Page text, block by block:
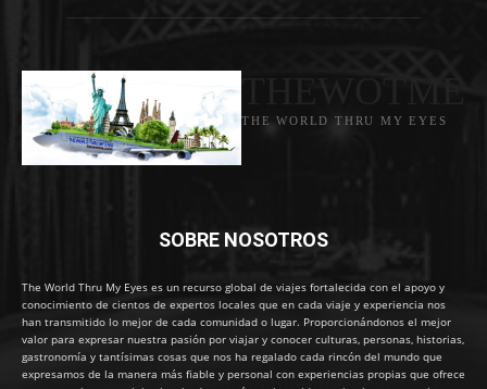
THE WORLD THRU MY EYES
SOBRE NOSOTROS
The World Thru My Eyes es un recurso global de viajes fortalecida con el apoyo y
conocimiento de cientos de expertos locales que en cada viaje y experiencia nos
han transmitido lo mejor de cada comunidad o lugar. Proporcionándonos el mejor
valor para expresar nuestra pasión por viajar y conocer culturas, personas, historias,
gastronomía y tantísimas cosas que nos ha regalado cada rincón del mundo que
expresamos de la manera más fiable y personal con experiencias propias que ofrece